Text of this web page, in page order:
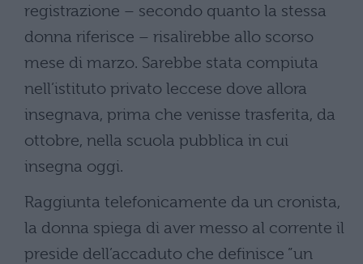
registrazione – secondo quanto la stessa
donna riferisce – risalirebbe allo scorso
mese di marzo. Sarebbe stata compiuta
nell’istituto privato leccese dove allora
insegnava, prima che venisse trasferita, da
ottobre, nella scuola pubblica in cui
insegna oggi.
Raggiunta telefonicamente da un cronista,
la donna spiega di aver messo al corrente il
preside dell’accaduto che definisce ”un